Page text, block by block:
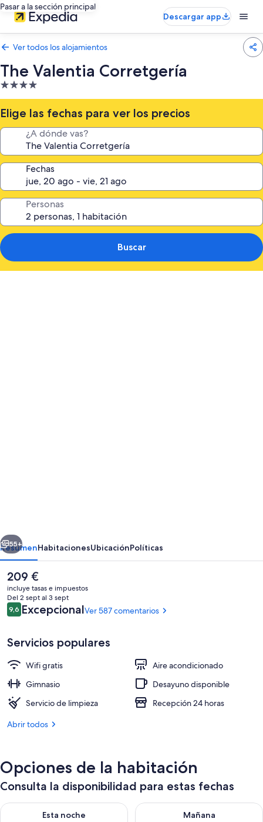
Pasar a la sección principal
Descargar app
Ver todos los alojamientos
The Valentia Corretgería
Alojamiento
de
4.0 estrellas
Elige las fechas para ver los precios
¿A dónde vas?
Fechas
Personas
Buscar
Fachada del alojamiento
Siguiente
55+
ResumenHabitacionesUbicaciónPolíticas
El
precio
actual
es
de
209 €
incluye tasas e impuestos
Del 2 sept al 3 sept
Comentarios
9,69,6 de 10
ExcepcionalVer 587 comentarios
Servicios populares
Wifi gratis
Aire acondicionado
Gimnasio
Desayuno disponible
Servicio de limpieza
Recepción 24 horas
Abrir todos
Opciones de la habitación
Consulta la disponibilidad para estas fechas
Esta noche
Consulta la disponibilidad para esta noche, ago 6 - ago 7
Mañana
Consulta la disponibilidad